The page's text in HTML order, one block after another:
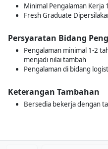
Minimal Pengalaman Kerja
Fresh Graduate
Persyaratan Bidang
Pengalaman minimal 1-2
menjadi nilai tambah
Pengalaman di bidang
Keterangan Tambahan
Bersedia bekerja dengan